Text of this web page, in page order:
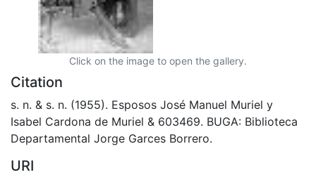
Click on the image to open the gallery.
Citation
s. n. & s. n. (1955). Esposos José Manuel Muriel y
Isabel Cardona de Muriel & 603469. BUGA: Biblioteca
Departamental Jorge Garces Borrero.
URI